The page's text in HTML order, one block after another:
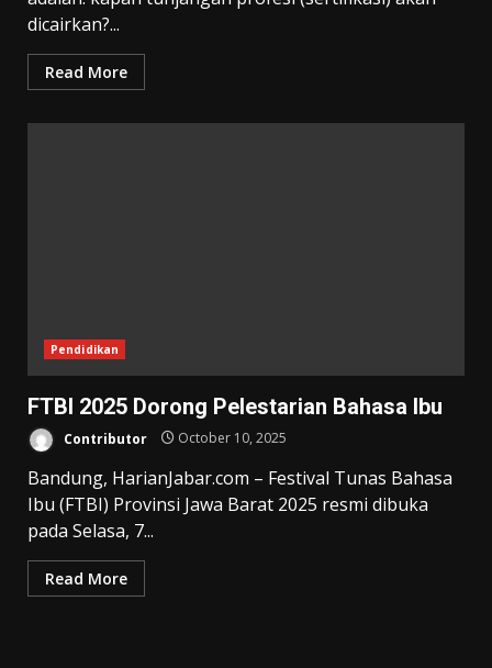
dicairkan?...
Read More
Pendidikan
FTBI 2025 Dorong Pelestarian Bahasa Ibu
Contributor October 10, 2025
Bandung, HarianJabar.com – Festival Tunas Bahasa
Ibu (FTBI) Provinsi Jawa Barat 2025 resmi dibuka
pada Selasa, 7...
Read More